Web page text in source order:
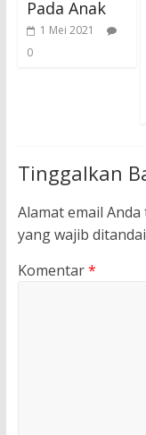
Pada Anak
1 Mei 2021
0
Tinggalkan
Alamat email
yang wajib ditandai
Komentar*